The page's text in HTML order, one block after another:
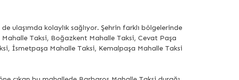
ulaşımda kolaylık sağlıyor. Şehrin farklı bölgelerinde
Taksi, Boğazkent Mahalle Taksi, Cevat Paşa
İsmetpaşa Mahalle Taksi, Kemalpaşa Mahalle Taksi